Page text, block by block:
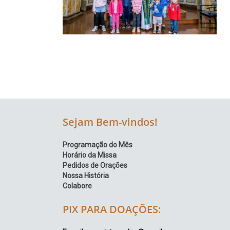
Região
Episcopal
Sé
Sejam Bem-vindos!
Programação do Mês
Horário da Missa
Pedidos de Orações
Nossa História
Colabore
PIX PARA DOAÇÕES: